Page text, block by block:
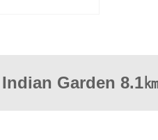
Garden 8.1